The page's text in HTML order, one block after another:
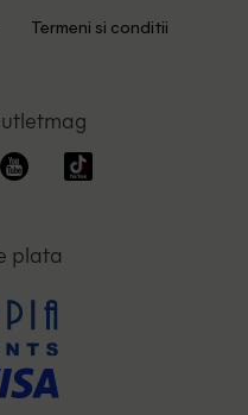
Termeni si conditii
plata